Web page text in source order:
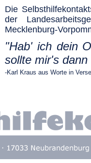
Die
der
Mecklenburg-
"Hab' ich dein
sollte mir's
-Karl Kraus aus Worte in